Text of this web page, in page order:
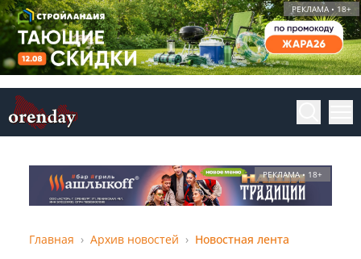
РЕКЛАМА • 18+
РЕКЛАМА • 18+
Главная Архив новостей Новостная лента